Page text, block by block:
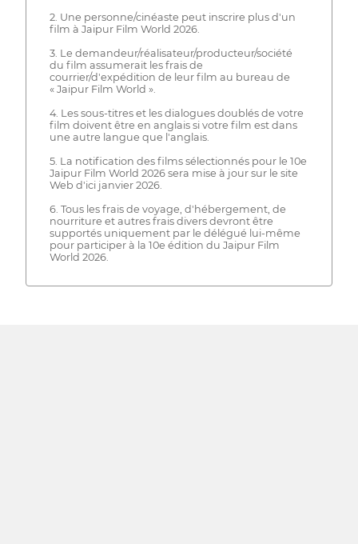
2. Une personne/cinéaste peut inscrire plus d'un
film à Jaipur Film World 2026.
3. Le demandeur/réalisateur/producteur/société
du film assumerait les frais de
courrier/d'expédition de leur film au bureau de
« Jaipur Film World ».
4. Les sous-titres et les dialogues doublés de votre
film doivent être en anglais si votre film est dans
une autre langue que l'anglais.
5. La notification des films sélectionnés pour le 10e
Jaipur Film World 2026 sera mise à jour sur le site
Web d'ici janvier 2026.
6. Tous les frais de voyage, d'hébergement, de
nourriture et autres frais divers devront être
supportés uniquement par le délégué lui-même
pour participer à la 10e édition du Jaipur Film
World 2026.